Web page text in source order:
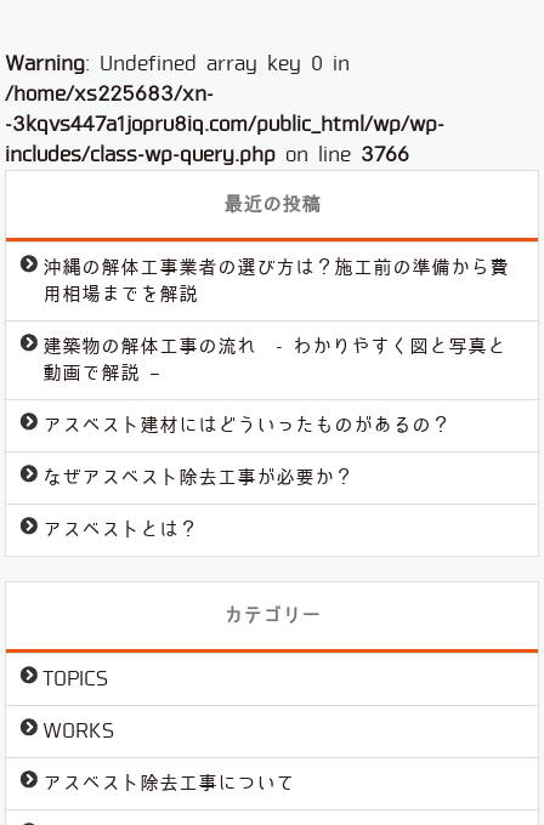
Warning: Undefined array key 0 in
/home/xs225683/xn-
-3kqvs447a1jopru8iq.com/public_html/wp/wp-
includes/class-wp-query.php on line 3766
最近の投稿
沖縄の解体工事業者の選び方は？施工前の準備から費
用相場までを解説
建築物の解体工事の流れ - わかりやすく図と写真と
動画で解説 –
アスベスト建材にはどういったものがあるの？
なぜアスベスト除去工事が必要か？
アスベストとは？
カテゴリー
TOPICS
WORKS
アスベスト除去工事について